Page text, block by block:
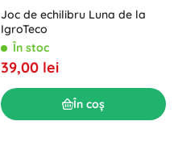
Joc de echilibru Luna de la
IgroTeco
În stoc
39,00 lei
În coș